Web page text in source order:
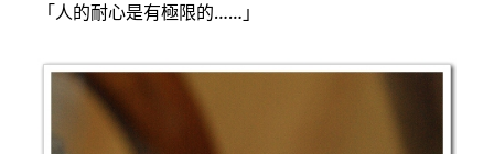
「人的耐心是有極限的……」